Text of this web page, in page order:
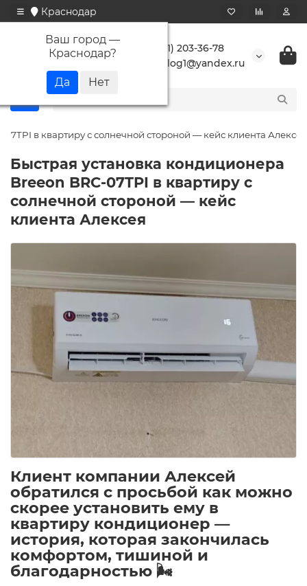
Краснодар
Ваш город —
Краснодар?
+7 (861) 203-36-78
buranlog1@yandex.ru
в квартиру с солнечной стороной — кейс клиента Алексея
Быстрая установка кондиционера
Breeon BRC-07TPI в квартиру с
солнечной стороной — кейс
клиента Алексея
Клиент компании Алексей
обратился с просьбой как можно
скорее установить ему в
квартиру кондиционер —
история, которая закончилась
комфортом, тишиной и
благодарностью 🌬️